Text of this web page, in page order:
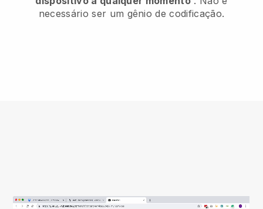
necessário ser um gênio de codificação.